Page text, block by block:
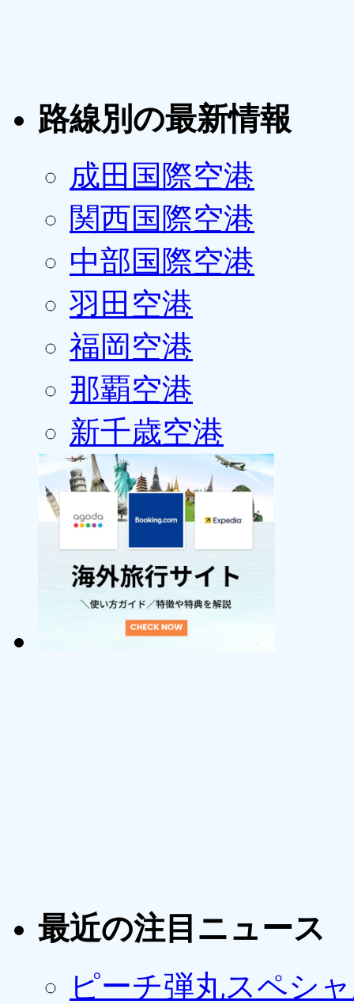
路線別の最新情報
成田国際空港
関西国際空港
中部国際空港
羽田空港
福岡空港
那覇空港
新千歳空港
最近の注目ニュース
ピーチ弾丸スペシ